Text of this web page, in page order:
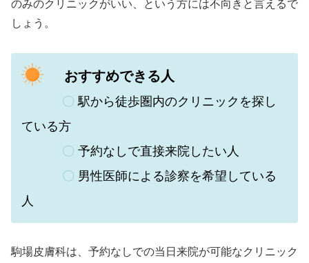
のみのクリニックがいい、という方には不向きと言えるで
しょう。
おすすめできる人
〇 駅から徒歩圏内のクリニックを探し
ている方
〇 予約なしで直接来院したい人
〇 男性医師による診察を希望している
人
駒場皮膚科は、 予約なしでの当日来院が可能なクリニック